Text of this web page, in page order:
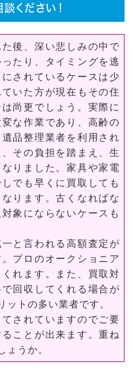
ください！
後、深い悲しみの中で
たり、タイミングを逃
されているケースは少
いた方が現在もその住
尚更でしょう。実際に
な作業であり、高齢の
品整理業者を利用され
その負担を踏まえ、生
りました。家具や家電
でも早くに買取しても
ります。古くなればな
象にならないケースも
と言われる高額査定が
プロのオークショニア
れます。また、買取対
回収してくれる場合が
ットの多い業者です。
されていますのでご要
ことが出来ます。重ね
ょうか。